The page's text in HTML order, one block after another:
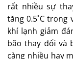
rất nhiều sự
tăng 0.5˚C
khí lạnh giảm
bão thay đổi và
càng nhiều hay